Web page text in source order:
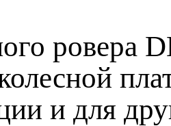
ровера
и для